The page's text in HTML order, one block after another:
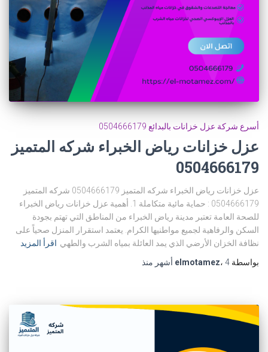
أسرع شركة عزل خزانات بالبدائع 0504666179
عزل خزانات رياض الخبراء شركه المتميز
0504666179
عزل خزانات رياض الخبراء شركه المتميز 0504666179 شركه المتميز
0504666179 : حماية مائية متكاملة 1. أهمية عزل خزانات رياض الخبراء
للصحة العامة تعتبر مدينة رياض الخبراء من المناطق التي تهتم بجودة
السكن والرفاهية لجميع مواطنيها الكرام. يعتمد استقرار المنزل صحياً على
نظافة الخزان الأرضي الذي يمد العائلة بمياه الشرب والطهي اقرأ المزيد
بواسطة
elmotamez، 4 أشهر منذ